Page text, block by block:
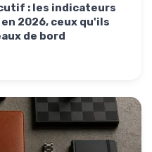
: les indicateurs
2026, ceux qu'ils
de bord